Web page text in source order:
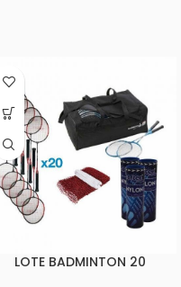
LOTE BADMINTON 20